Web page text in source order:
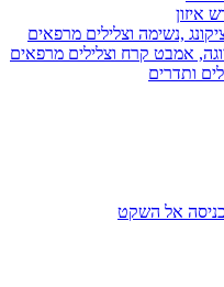
איזון
,נשימה וצלילים מרפאים
אמבט קרח וצלילים מרפאים
ותדרים
אל השקט